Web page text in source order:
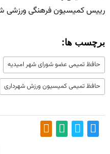
رییس کمیسیون فرهنگی ورزشی
برچسب ها:
حافظ تمیمی عضو شورای شهر امیدیه
حافظ تمیمی کمیسیون ورزش شهرداری